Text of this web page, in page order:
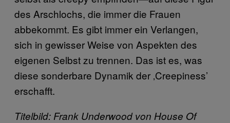
des Arschlochs, die immer die Frauen
abbekommt. Es gibt immer ein Verlangen,
sich in gewisser Weise von Aspekten des
eigenen Selbst zu trennen. Das ist es, was
diese sonderbare Dynamik der ‚Creepiness’
erschafft.
Titelbild: Frank Underwood von House Of